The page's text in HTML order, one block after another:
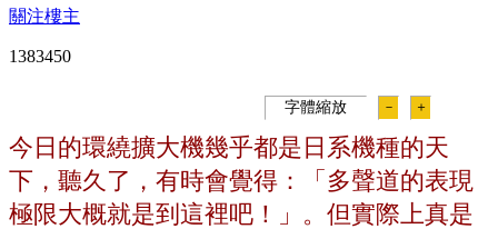
關注樓主
1383450
字體縮放 － ＋
今日的環繞擴大機幾乎都是日系機種的天
下，聽久了，有時會覺得：「多聲道的表現
極限大概就是到這裡吧！」。但實際上真是